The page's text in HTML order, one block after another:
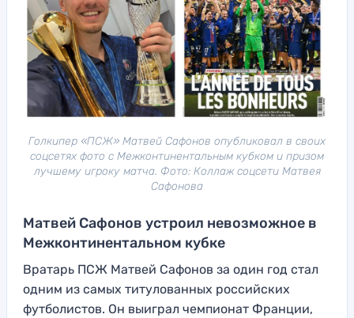
Голкипер «ПСЖ» Матвей Сафонов опубликовал в своих
соцсетях фото с Межконтинентальным кубком и призом
лучшему игроку матча. Фото: Коллаж соцсети Матвея
Сафонова
Матвей Сафонов устроил невозможное в
Межконтинентальном кубке
Вратарь ПСЖ Матвей Сафонов за один год стал
одним из самых титулованных российских
футболистов. Он выиграл чемпионат Франции,